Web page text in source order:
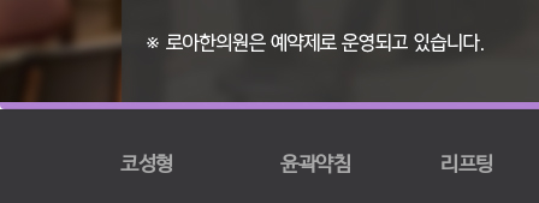
코성형 윤곽약침 리프팅